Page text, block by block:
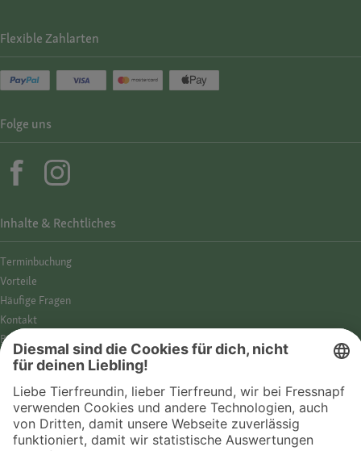
Inhalte & Rechtliches
Termin­buchung
Vorteile
Häufige Fragen
Kontakt
Barrierefreiheit
Impressum
Cookies
AGB
Flexible Zahlarten
Folge uns